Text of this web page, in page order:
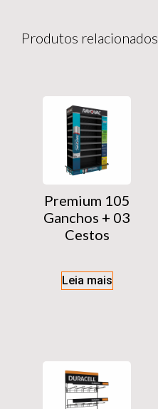
Produtos relacionados
Premium 105
Ganchos + 03
Cestos
Leia mais